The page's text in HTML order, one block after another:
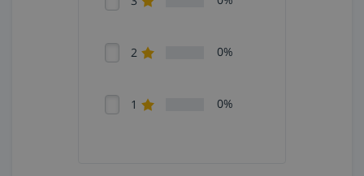
2 0%
1 0%